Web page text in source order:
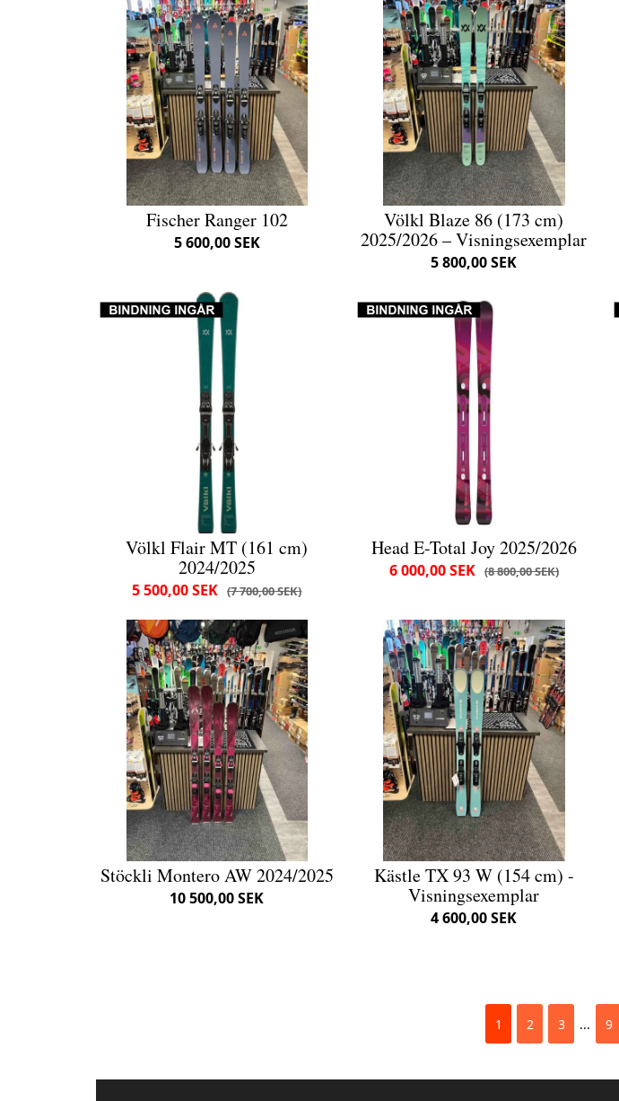
Fischer Ranger 102
5 600,00 SEK
Völkl Blaze 86 (173 cm)
2025/2026 – Visningsexemplar
5 800,00 SEK
Völkl Flair MT (161 cm)
2024/2025
7 700,00 SEK
5 500,00 SEK
Head E-Total Joy 2025/2026
8 800,00 SEK
6 000,00 SEK
Stöckli Montero AW 2024/2025
10 500,00 SEK
Kästle TX 93 W (154 cm) -
Visningsexemplar
4 600,00 SEK
1 2 3 ... 9